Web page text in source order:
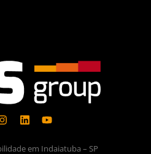
em Indaiatuba – SP